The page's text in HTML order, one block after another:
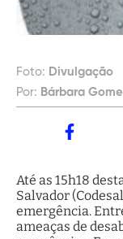
Foto: Divulgação
Por: Bárbara
Até as 15h18
Salvador
emergência.
ameaças de